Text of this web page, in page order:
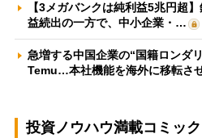
【3メガバンクは純利益5兆円超
益続出の一方で、中小企業・…
急増する中国企業の“国籍ロンダ
Temu…本社機能を海外に移転さ
投資ノウハウ満載コミッ